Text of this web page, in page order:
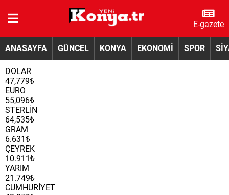
E-gazete
ANASAYFA GÜNCEL KONYA EKONOMİ SPOR
DOLAR
47,779₺
EURO
55,096₺
STERLİN
64,535₺
GRAM
6.631₺
ÇEYREK
10.911₺
YARIM
21.749₺
CUMHURİYET